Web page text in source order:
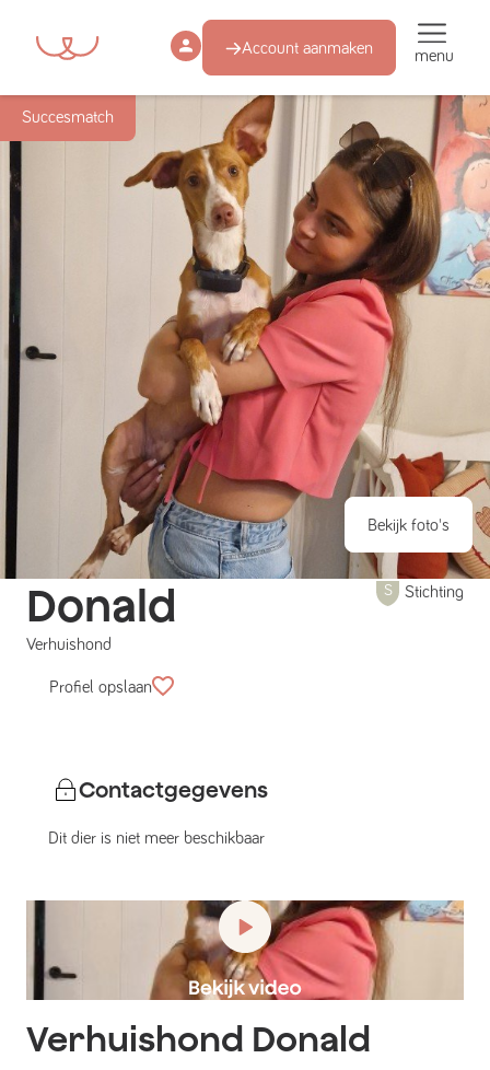
Account aanmaken menu
Succesmatch
Bekijk foto's
Donald
Verhuishond
Stichting
Profiel opslaan
Contactgegevens
Dit dier is niet meer beschikbaar
Verhuishond Donald